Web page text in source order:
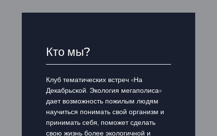
Кто мы?
Клуб тематических встреч «На
Декабрьской. Экология мегаполиса»
дает возможность пожилым людям
научиться понимать свой организм и
принимать себя, поможет сделать
свою жизнь более экологичной и